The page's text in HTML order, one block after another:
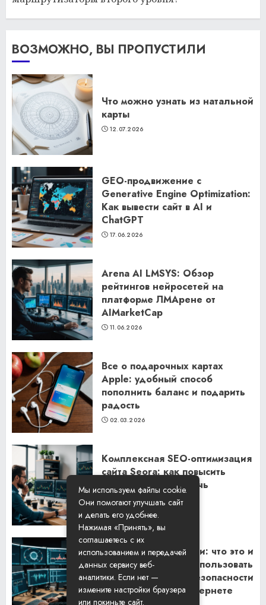
ВОЗМОЖНО, ВЫ ПРОПУСТИЛИ
Что можно узнать из натальной
карты
12.07.2026
GEO-продвижение с
Generative Engine Optimization:
Как вывести сайт в AI и
ChatGPT
17.06.2026
Arena AI LMSYS: Обзор
рейтингов нейросетей на
платформе ЛМАрене от
AIMarketCap
11.06.2026
Все о подарочных картах
Apple: удобный способ
пополнить баланс и подарить
радость
02.03.2026
Комплексная SEO-оптимизация
сайта Seora: как повысить
видимость и привлечь
клиентов
06.02.2026
Резидентские прокси: что это и
как их правильно использовать
для обеспечения безопасности
и анонимности в интернете
Мы используем файлы cookie.
Они помогают улучшать сайт
и делать его удобнее.
Нажимая «Принять», вы
соглашаетесь с их
использованием и передачей
данных сервису веб-
аналитики. Если нет —
измените настройки браузера
или покиньте сайт.